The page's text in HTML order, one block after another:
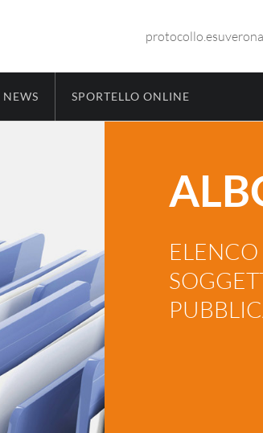
NEWS SPORTELLO ONLINE